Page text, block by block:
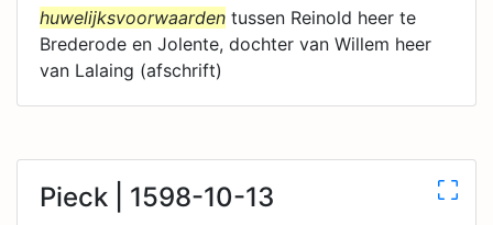
huwelijksvoorwaarden tussen Reinold heer te
Brederode en Jolente, dochter van Willem heer
van Lalaing (afschrift)
Pieck | 1598-10-13